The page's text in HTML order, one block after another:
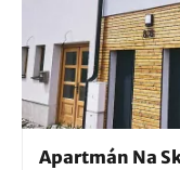
Apartmán Na